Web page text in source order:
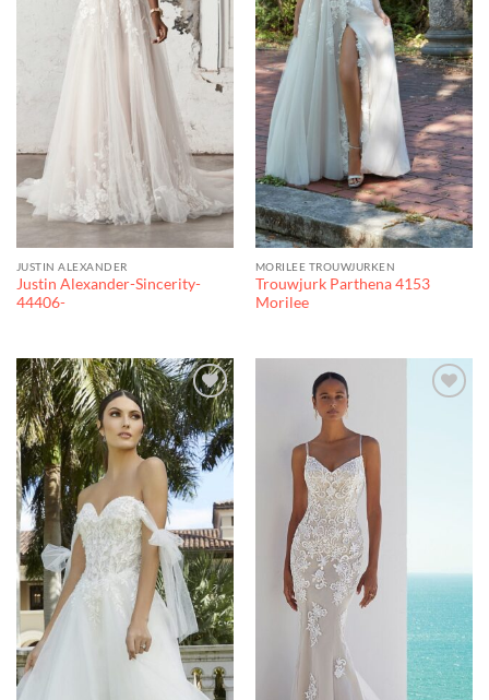
JUSTIN ALEXANDER
Justin Alexander-Sincerity-
44406-
MORILEE TROUWJURKEN
Trouwjurk Parthena 4153
Morilee
Toevoegen
aan
verlanglijst